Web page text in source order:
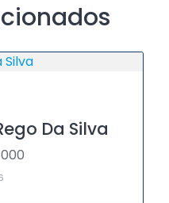
Da Silva